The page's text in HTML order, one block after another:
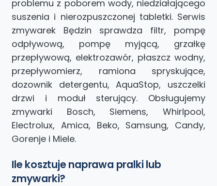
problemu z poborem wody, niedziałającego
suszenia i nierozpuszczonej tabletki. Serwis
zmywarek Będzin sprawdza filtr, pompę
odpływową, pompę myjącą, grzałkę
przepływową, elektrozawór, płaszcz wodny,
przepływomierz, ramiona spryskujące,
dozownik detergentu, AquaStop, uszczelki
drzwi i moduł sterujący. Obsługujemy
zmywarki Bosch, Siemens, Whirlpool,
Electrolux, Amica, Beko, Samsung, Candy,
Gorenje i Miele.
Ile kosztuje naprawa pralki lub
zmywarki?